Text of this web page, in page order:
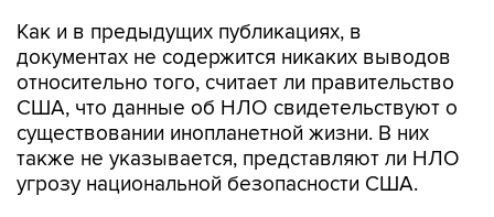
Как и в предыдущих публикациях, в
документах не содержится никаких выводов
относительно того, считает ли правительство
США, что данные об НЛО свидетельствуют о
существовании инопланетной жизни. В них
также не указывается, представляют ли НЛО
угрозу национальной безопасности США.